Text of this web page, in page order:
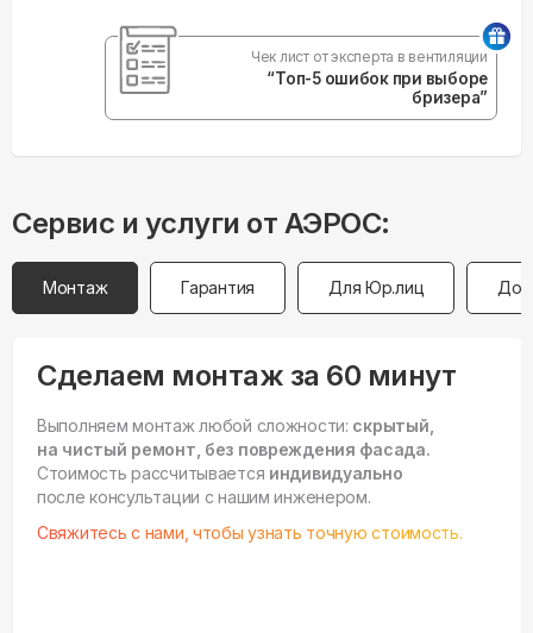
Чек лист от эксперта в вентиляции
“Топ-5 ошибок при выборе
бризера”
Сервис и услуги от АЭРОС:
Монтаж Гарантия Для Юр.лиц
Сделаем монтаж за 60 минут
Выполняем монтаж любой сложности: скрытый,
на чистый ремонт, без повреждения фасада.
Стоимость рассчитывается индивидуально
после консультации с нашим инженером.
Свяжитесь с нами, чтобы узнать точную стоимость.